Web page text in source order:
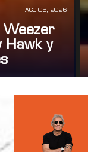
AGO 06, 2026
Weezer
Hawk y